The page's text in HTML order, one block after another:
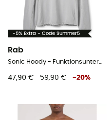
-5% Extra - Code Summer5
Rab
Sonic Hoody - Funktionsunterwäsche - Herren
47,90 € 59,90 € -20%